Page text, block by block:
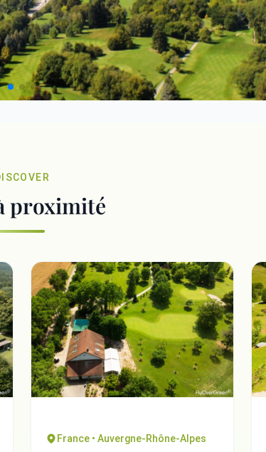
proximité
France • Auvergne-Rhône-Alpes